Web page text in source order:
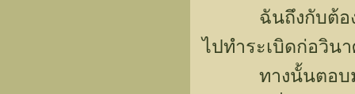
ฉันถึงกับต้องถา
ไปทำระเบิดก่อวิน
ทางนั้นตอบมา